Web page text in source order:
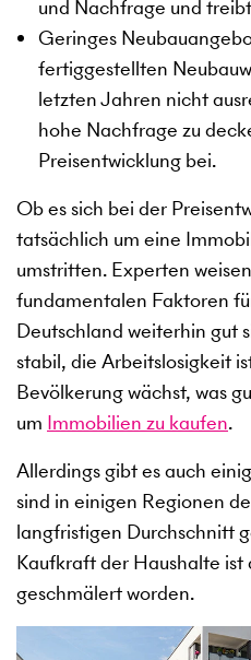
und Nachfrage und
Geringes
fertiggestellten
letzten Jahren nicht
hohe Nachfrage zu
Preisentwicklung bei.
Ob es sich bei der
tatsächlich um eine
umstritten. Experten
fundamentalen Faktoren
Deutschland weiterhin gut
stabil, die Arbeitslosigkeit
Bevölkerung wächst, was
um Immobilien zu kaufen.
Allerdings gibt es auch
sind in einigen Regionen
langfristigen Durchschnitt
Kaufkraft der Haushalte
geschmälert worden.